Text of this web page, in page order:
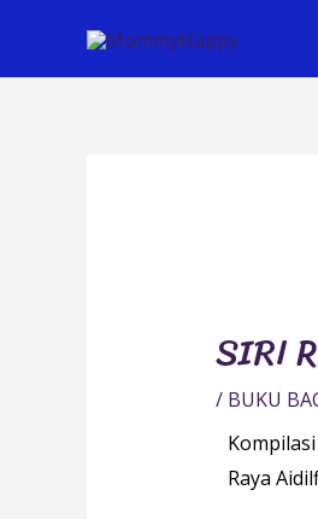
content
SIRI
/ BUKU
Raya